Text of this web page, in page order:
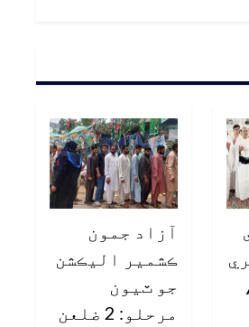
آزاد جمون
ڪشمير اليڪشن
جو ٽيون
مرحلو: 2 ضلعن